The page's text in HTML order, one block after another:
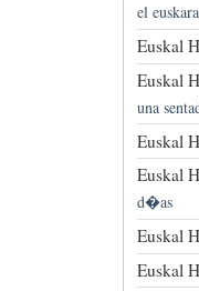
el euskara
Euskal
Euskal
una
Euskal
Euskal
d�as
Euskal
Euskal